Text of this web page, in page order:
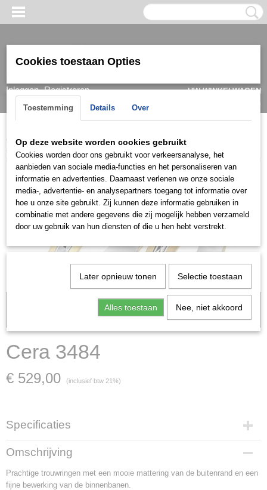
Inloggen Registreren
UW WINKELWAGEN
(0)
Home > > Trouwringen / Wedding Cera collectie
3484
Let op: het kan voorkomen dat het product onlangs in de zaak is
verkocht; in dat geval nemen wij contact met u op.
Cera 3484
€ 529,00 (inclusief btw 21%)
Specificaties
Artikelnummer
Cera 3484
Materiaal
witgoud en geelgoud
Omschrijving
Prachtige trouwringen met een mooie mattering van de buitenrand en een
fijne bewerking van de binnenbanen.
Cookies toestaan Opties
Toestemming Details Over
Op deze website worden cookies gebruikt
Cookies worden door ons gebruikt voor verkeersanalyse, het
aanbieden van sociale media-functies en het personaliseren van
informatie en advertenties. Daarnaast verlenen we onze sociale
media-, advertentie- en analysepartners toegang tot informatie over
hoe u onze site gebruikt. Zij kunnen deze informatie gebruiken in
combinatie met andere gegevens die zij mogelijk hebben verzameld
door uw gebruik van hun diensten of die u hen hebt verstrekt.
Later opnieuw tonen Selectie toestaan
Alles toestaan Nee, niet akkoord